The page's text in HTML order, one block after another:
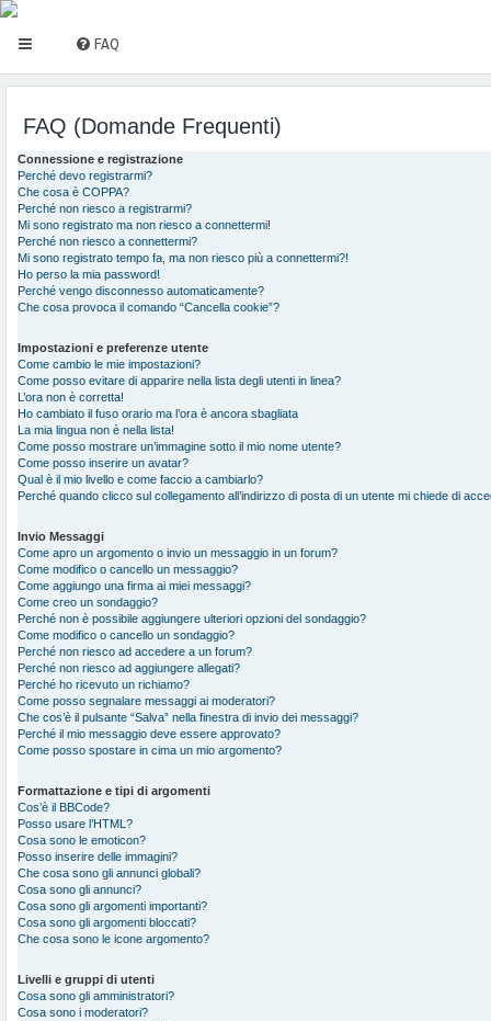
FAQ
FAQ (Domande Frequenti)
Connessione e registrazione
Perché devo registrarmi?
Che cosa è COPPA?
Perché non riesco a registrarmi?
Mi sono registrato ma non riesco a connettermi!
Perché non riesco a connettermi?
Mi sono registrato tempo fa, ma non riesco più a connettermi?!
Ho perso la mia password!
Perché vengo disconnesso automaticamente?
Che cosa provoca il comando “Cancella cookie”?
Impostazioni e preferenze utente
Come cambio le mie impostazioni?
Come posso evitare di apparire nella lista degli utenti in linea?
L’ora non è corretta!
Ho cambiato il fuso orario ma l’ora è ancora sbagliata
La mia lingua non è nella lista!
Come posso mostrare un’immagine sotto il mio nome utente?
Come posso inserire un avatar?
Qual è il mio livello e come faccio a cambiarlo?
Perché quando clicco sul collegamento all’indirizzo di posta di un utente mi chiede di
Invio Messaggi
Come apro un argomento o invio un messaggio in un forum?
Come modifico o cancello un messaggio?
Come aggiungo una firma ai miei messaggi?
Come creo un sondaggio?
Perché non è possibile aggiungere ulteriori opzioni del sondaggio?
Come modifico o cancello un sondaggio?
Perché non riesco ad accedere a un forum?
Perché non riesco ad aggiungere allegati?
Perché ho ricevuto un richiamo?
Come posso segnalare messaggi ai moderatori?
Che cos’è il pulsante “Salva” nella finestra di invio dei messaggi?
Perché il mio messaggio deve essere approvato?
Come posso spostare in cima un mio argomento?
Formattazione e tipi di argomenti
Cos’è il BBCode?
Posso usare l’HTML?
Cosa sono le emoticon?
Posso inserire delle immagini?
Che cosa sono gli annunci globali?
Cosa sono gli annunci?
Cosa sono gli argomenti importanti?
Cosa sono gli argomenti bloccati?
Che cosa sono le icone argomento?
Livelli e gruppi di utenti
Cosa sono gli amministratori?
Cosa sono i moderatori?